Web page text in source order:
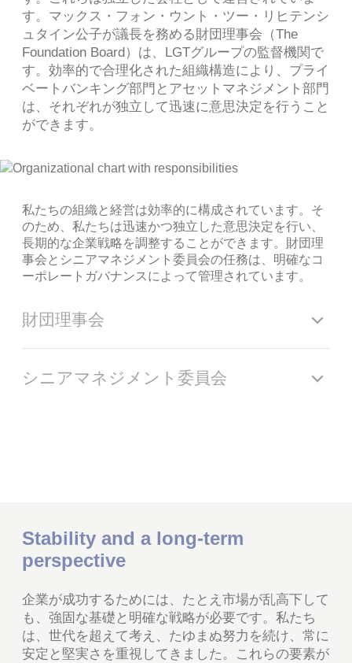
す。マックス・フォン・ウント・ツー・リヒテンシ
ュタイン公子が議長を務める財団理事会（The
Foundation Board）は、LGTグループの監督機関で
す。効率的で合理化された組織構造により、プライ
ベートバンキング部門とアセットマネジメント部門
は、それぞれが独立して迅速に意思決定を行うこと
ができます。
私たちの組織と経営は効率的に構成されています。そ
のため、私たちは迅速かつ独立した意思決定を行い、
長期的な企業戦略を調整することができます。財団理
事会とシニアマネジメント委員会の任務は、明確なコ
ーポレートガバナンスによって管理されています。
財団理事会
シニアマネジメント委員会
Stability and a long-term
perspective
企業が成功するためには、たとえ市場が乱高下して
も、強固な基礎と明確な戦略が必要です。私たち
は、世代を超えて考え、たゆまぬ努力を続け、常に
安定と堅実さを重視してきました。これらの要素が